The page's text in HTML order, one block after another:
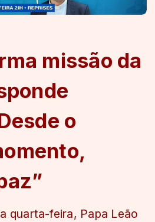
missão da
o
quarta-feira, Papa Leão